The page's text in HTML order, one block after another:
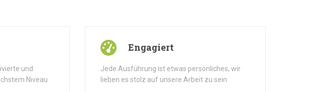
und
Niveau
Engagiert
Jede Ausführung ist etwas persönliches, wir
lieben es stolz auf unsere Arbeit zu sein